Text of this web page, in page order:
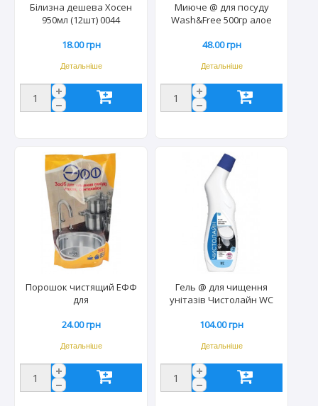
Білизна дешева Хосен
950мл (12шт) 0044
18.00 грн
Детальніше
Миюче @ для посуду
Wash&Free 500гр алое
(15шт) 2843/1348
48.00 грн
Детальніше
Порошок чистящий ЕФФ
для
дой-пак 500г (22шт) 3489
24.00 грн
Детальніше
Гель @ для чищення
унітазів Чистолайн WC
104.00 грн
Детальніше